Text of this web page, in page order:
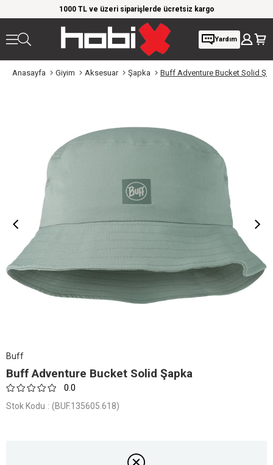
1000 TL ve üzeri siparişlerde ücretsiz kargo
Yardım
Anasayfa Giyim Aksesuar Şapka Buff Adventure Bucket Solid
Buff
Buff Adventure Bucket Solid Şapka
0.0
Stok Kodu (BUF.135605.618)